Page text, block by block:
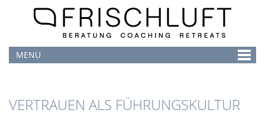
MENU
VERTRAUEN ALS FÜHRUNGSKULTUR